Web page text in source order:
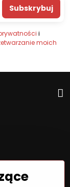
Subskrybuj
i
moich